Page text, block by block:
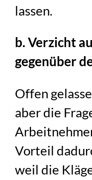
lassen.
b. Verzicht
gegenüber
Offen
aber die
Vorteil
weil die